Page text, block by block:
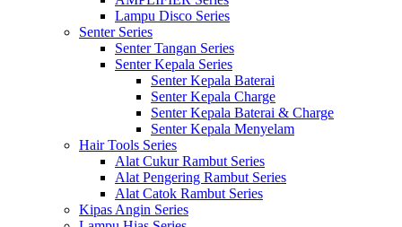
Lampu Disco Series
Senter Series
Senter Tangan Series
Senter Kepala Series
Senter Kepala Baterai
Senter Kepala Charge
Senter Kepala Baterai & Charge
Senter Kepala Menyelam
Hair Tools Series
Alat Cukur Rambut Series
Alat Pengering Rambut Series
Alat Catok Rambut Series
Kipas Angin Series